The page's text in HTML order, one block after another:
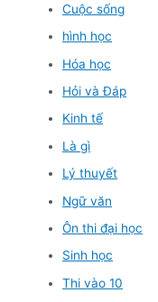
Cuộc sống
hình học
Hóa học
Hỏi và Đáp
Kinh tế
Là gì
Lý thuyết
Ngữ văn
Ôn thi đại học
Sinh học
Thi vào 10